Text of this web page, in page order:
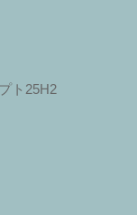
ト25H2